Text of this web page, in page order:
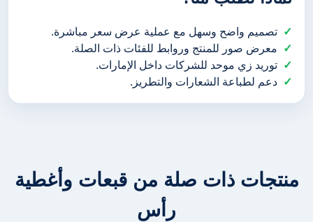
تصميم واضح وسهل مع عملية عرض سعر مباشرة.
معرض صور للمنتج وروابط للفئات ذات الصلة.
توريد زي موحد للشركات داخل الإمارات.
دعم لطباعة الشعارات والتطريز.
منتجات ذات صلة من قبعات وأغطية
رأس